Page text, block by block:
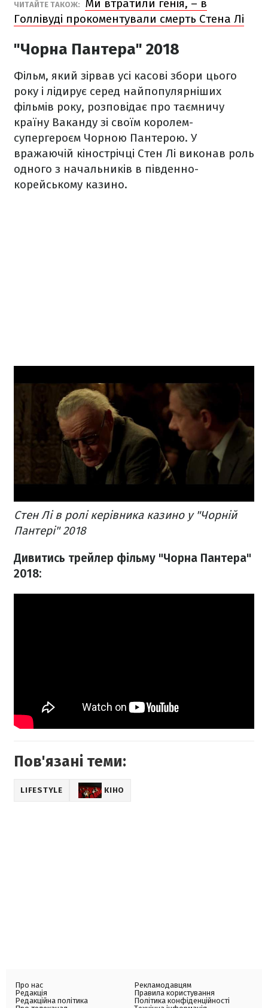
ЧИТАЙТЕ ТАКОЖ:
Ми втратили генія, – в
Голлівуді прокоментували смерть Стена Лі
"Чорна Пантера" 2018
Фільм, який зірвав усі касові збори цього
року і лідирує серед найпопулярніших
фільмів року, розповідає про таємничу
країну Ваканду зі своїм королем-
супергероєм Чорною Пантерою. У
вражаючій кінострічці Стен Лі виконав роль
одного з начальників в південно-
корейському казино.
Стен Лі в ролі керівника казино у "Чорній
Пантері" 2018
Дивитись трейлер фільму "Чорна Пантера"
2018:
Пов'язані теми:
LIFESTYLE КІНО
Про нас
Редакція
Редакційна політика
Рекламодавцям
Правила користування
Політика конфіденційності